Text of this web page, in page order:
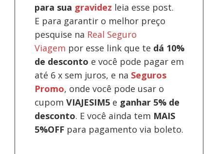
para sua gravidez leia esse post.
E para garantir o melhor preço
pesquise na Real Seguro
Viagem por esse link que te dá 10%
de desconto e você pode pagar em
até 6 x sem juros, e na Seguros
Promo, onde você pode usar o
cupomVIAJESIM5 e ganhar 5% de
desconto. E você ainda tem MAIS
5%OFF para pagamento via boleto.